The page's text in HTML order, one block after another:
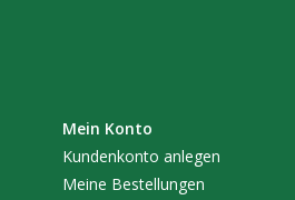
Mein Konto
Kundenkonto anlegen
Meine Bestellungen